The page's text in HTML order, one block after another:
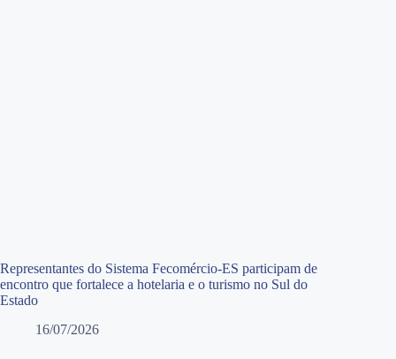
Representantes do Sistema Fecomércio-ES participam de
encontro que fortalece a hotelaria e o turismo no Sul do
Estado
16/07/2026